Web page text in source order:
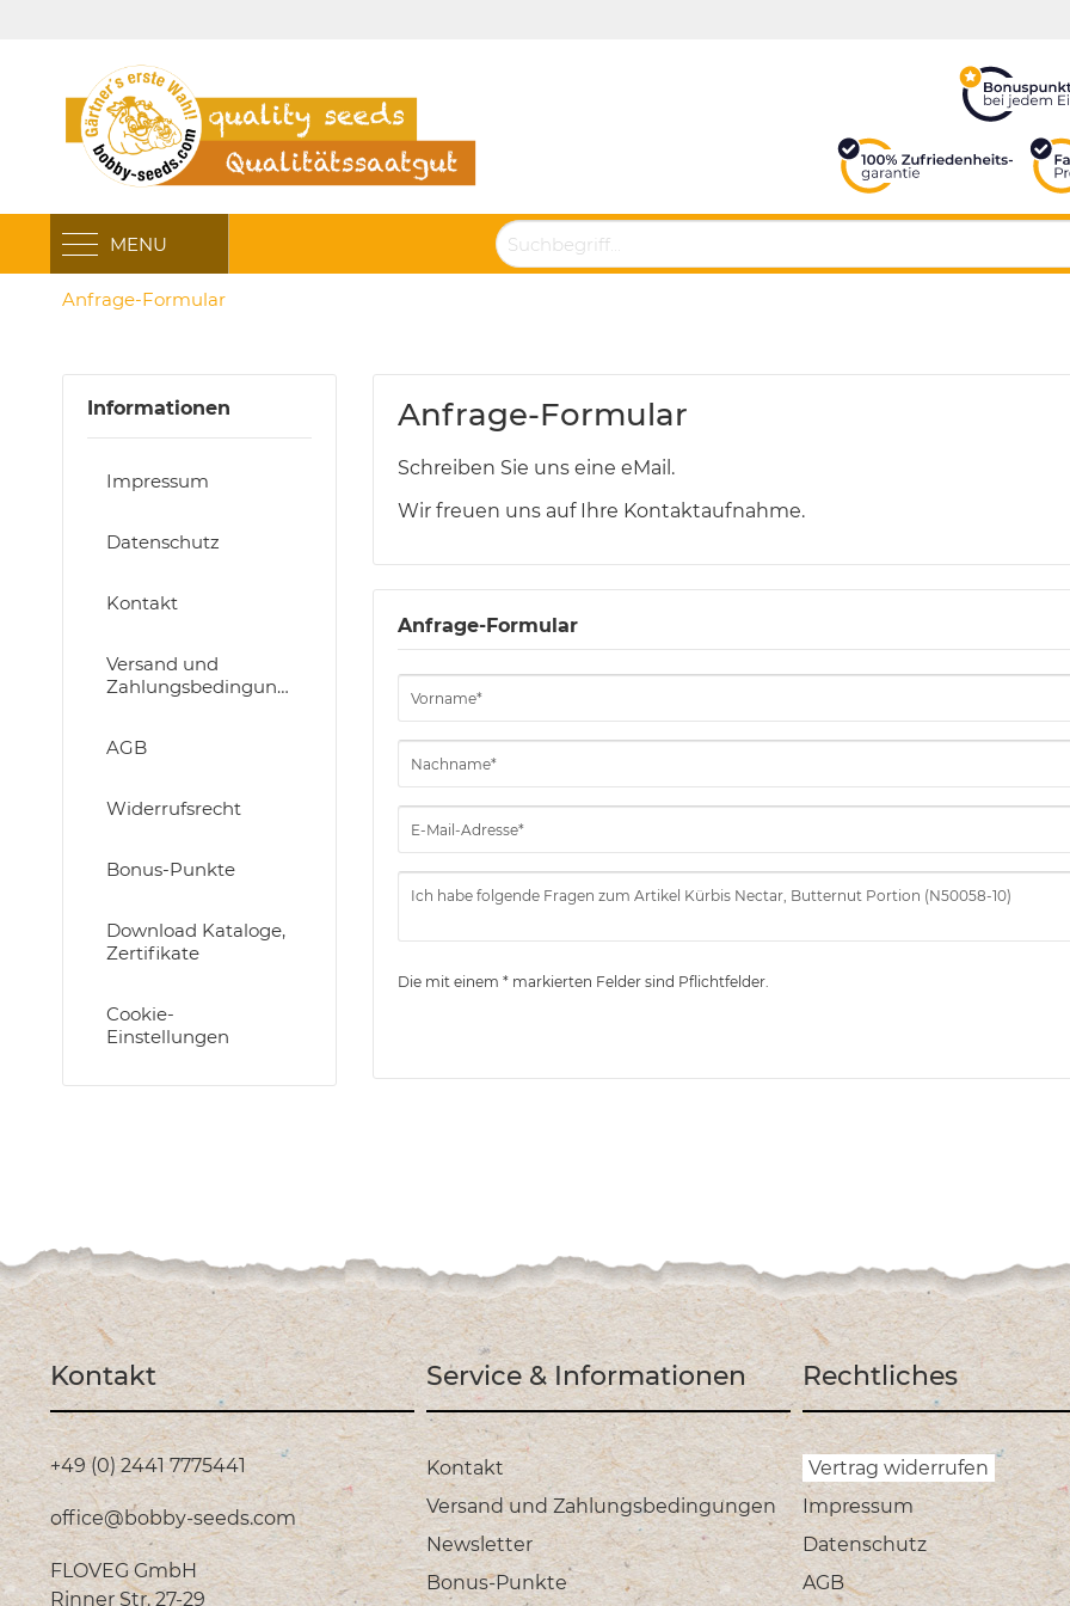
MENU
Anfrage-Formular
Informationen
Impressum
Datenschutz
Kontakt
Versand und
Zahlungsbedingungen
AGB
Widerrufsrecht
Bonus-Punkte
Download Kataloge,
Zertifikate
Cookie-
Einstellungen
Anfrage-Formular
Schreiben Sie uns eine eMail.
Wir freuen uns auf Ihre Kontaktaufnahme.
Anfrage-Formular
Die mit einem * markierten Felder sind Pflichtfelder.
Kontakt
+49 (0) 2441 7775441
office@bobby-seeds.com
FLOVEG GmbH
Rinner Str. 27-29
Service & Informationen
Kontakt
Versand und Zahlungsbedingungen
Newsletter
Bonus-Punkte
Rechtliches
Vertrag widerrufen
Impressum
Datenschutz
AGB